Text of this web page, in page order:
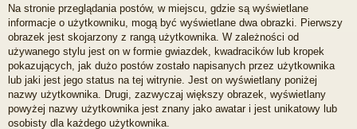
Na stronie przeglądania postów, w miejscu, gdzie są wyświetlane
informacje o użytkowniku, mogą być wyświetlane dwa obrazki. Pierwszy
obrazek jest skojarzony z rangą użytkownika. W zależności od
używanego stylu jest on w formie gwiazdek, kwadracików lub kropek
pokazujących, jak dużo postów zostało napisanych przez użytkownika
lub jaki jest jego status na tej witrynie. Jest on wyświetlany poniżej
nazwy użytkownika. Drugi, zazwyczaj większy obrazek, wyświetlany
powyżej nazwy użytkownika jest znany jako awatar i jest unikatowy lub
osobisty dla każdego użytkownika.